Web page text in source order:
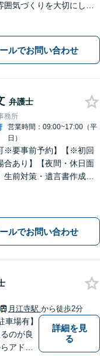
囲気づくりを大切にして
ぜひ一度ご相談くださ
メール・WEB相談可】
ルでお問い合わせ
弁護士
務所
営業時間：09:00~17:00（平
日）
※要事前予約】【※初回
合あり】【夜間・休日面
前対策・遺言書作成は
テラス相談利用可※事件
ルでお問い合わせ
月江寺駅 から徒歩2分
車場有】
のが良
アドバ
詳細を見
る